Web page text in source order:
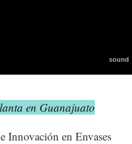
en Guanajuato
Innovación en Envases